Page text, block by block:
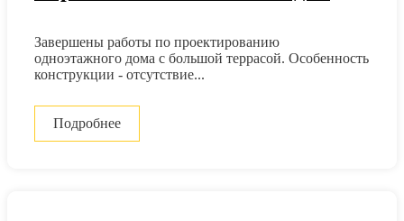
Завершены работы по проектированию
одноэтажного дома с большой террасой. Особенность
конструкции - отсутствие...
Подробнее